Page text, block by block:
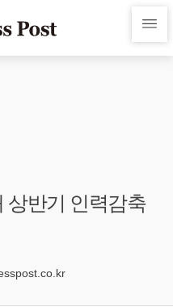
상반기 인력감축